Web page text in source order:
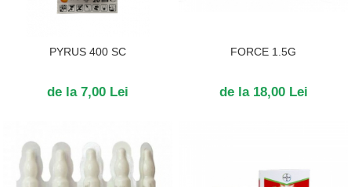
PYRUS 400 SC
de la 7,00 Lei
FORCE 1.5G
de la 18,00 Lei